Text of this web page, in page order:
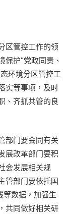
区管控工作的领
保护“党政同责、
环境分区管控工
实等事项，及时
、齐抓共管的良
部门要会同有关
展改革部门要积
会发展相关规
管部门要依托国
等数据，加强生
共同做好相关研